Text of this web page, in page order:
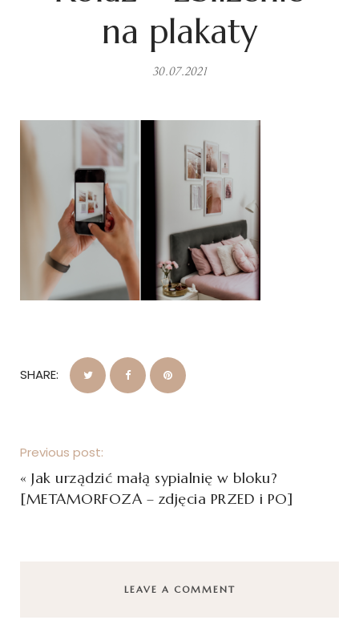
na plakaty
30.07.2021
SHARE:
Previous post:
« Jak urządzić małą sypialnię w bloku?
[METAMORFOZA – zdjęcia PRZED i PO]
LEAVE A COMMENT